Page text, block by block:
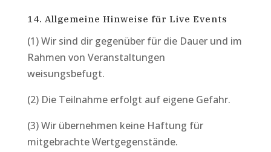
14. Allgemeine Hinweise für Live Events
(1) Wir sind dir gegenüber für die Dauer und im
Rahmen von Veranstaltungen
weisungsbefugt.
(2) Die Teilnahme erfolgt auf eigene Gefahr.
(3) Wir übernehmen keine Haftung für
mitgebrachte Wertgegenstände.